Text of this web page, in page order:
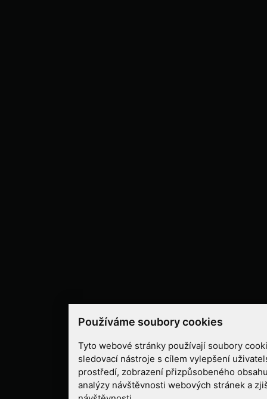
Používáme soubory cookies
Tyto webové stránky používají soubory
sledovací nástroje s cílem vylepšení
prostředí, zobrazení přizpůsobeného
analýzy návštěvnosti webových stránek a